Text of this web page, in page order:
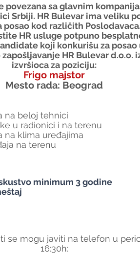
povezana sa glavnim
Srbiji. HR Bulevar ima veliku
posao kod različith
HR usluge potpuno
koji konkurišu za posao
HR Bulevar d.o.o.
izvršioca za poziciju:
Frigo majstor
Mesto rada: Beograd
na beloj tehnici
u radionici i na terenu
na klima uređajima
na terenu
minimum 3 godine
se mogu javiti na telefon u
16:30h: